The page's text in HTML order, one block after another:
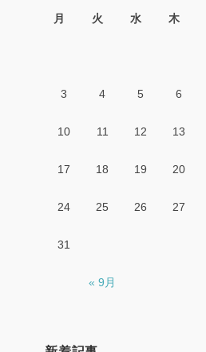
月 火 水 木
« 9月
3 4 5 6
10 11 12 13
17 18 19 20
24 25 26 27
31